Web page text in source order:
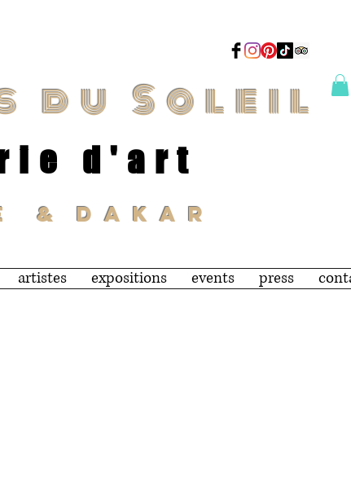
du Soleil
d'art
& D A K A R
artistes expositions events press